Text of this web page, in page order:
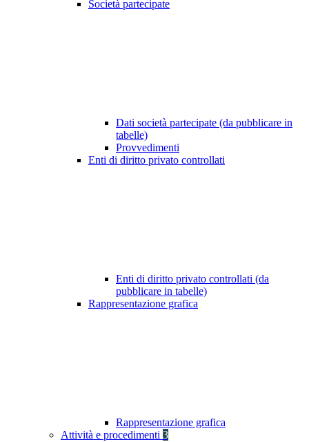
Società partecipate
Dati società partecipate (da pubblicare in
tabelle)
Provvedimenti
Enti di diritto privato controllati
Enti di diritto privato controllati (da
pubblicare in tabelle)
Rappresentazione grafica
Rappresentazione grafica
Attività e procedimenti 3